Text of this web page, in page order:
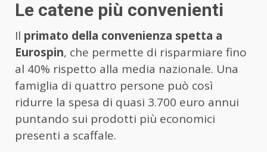
Le catene più convenienti
Il primato della convenienza spetta a
Eurospin, che permette di risparmiare fino
al 40% rispetto alla media nazionale. Una
famiglia di quattro persone può così
ridurre la spesa di quasi 3.700 euro annui
puntando sui prodotti più economici
presenti a scaffale.